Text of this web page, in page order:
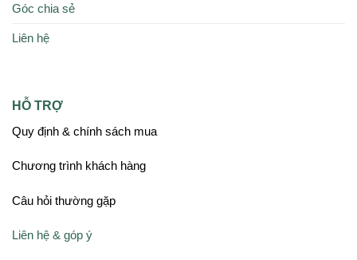
Góc chia sẻ
Liên hệ
HỖ TRỢ
Quy định & chính sách mua
Chương trình khách hàng
Câu hỏi thường gặp
Liên hệ & góp ý